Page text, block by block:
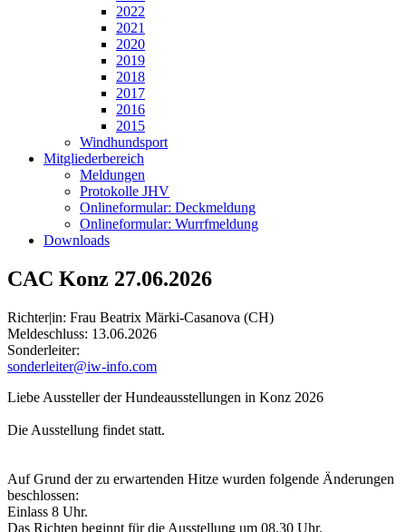
2022
2021
2020
2019
2018
2017
2016
2015
Windhundsport
Mitgliederbereich
Meldungen
Protokolle JHV
Onlineformular: Deckmeldung
Onlineformular: Wurrfmeldung
Downloads
CAC Konz 27.06.2026
Richter|in: Frau Beatrix Märki-Casanova (CH)
Meldeschluss: 13.06.2026
Sonderleiter:
sonderleiter@iw-info.com
Liebe Aussteller der Hundeausstellungen in Konz 2026
Die Ausstellung findet statt.
Auf Grund der zu erwartenden Hitze wurden folgende Änderungen
beschlossen:
Einlass 8 Uhr.
Das Richten beginnt für die Ausstellung um 08.30 Uhr.